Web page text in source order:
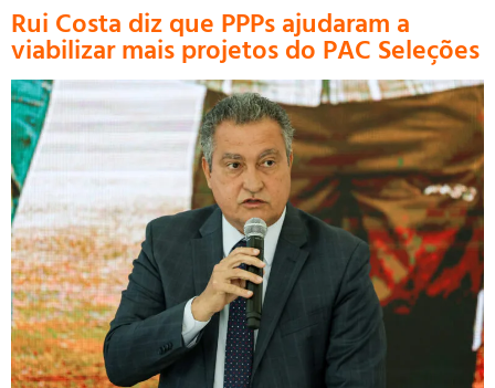
Rui Costa diz que PPPs ajudaram a
viabilizar mais projetos do PAC Seleções